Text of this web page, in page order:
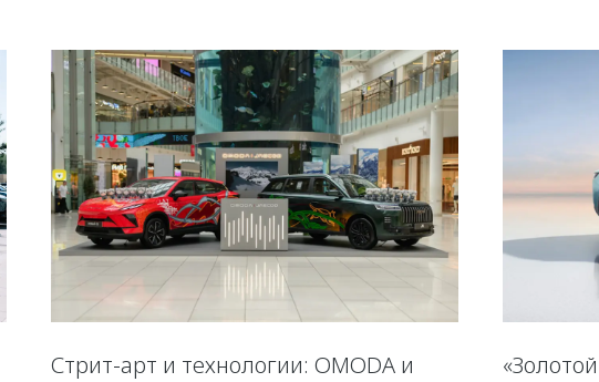
Стрит-арт и технологии: OMODA и